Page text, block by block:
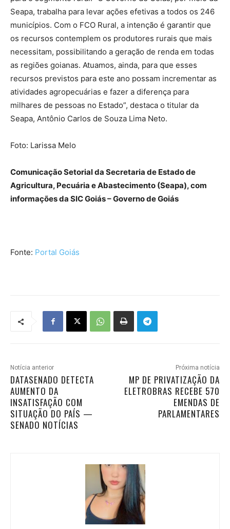
Seapa, trabalha para levar ações efetivas a todos os 246
municípios. Com o FCO Rural, a intenção é garantir que
os recursos contemplem os produtores rurais que mais
necessitam, possibilitando a geração de renda em todas
as regiões goianas. Atuamos, ainda, para que esses
recursos previstos para este ano possam incrementar as
atividades agropecuárias e fazer a diferença para
milhares de pessoas no Estado”, destaca o titular da
Seapa, Antônio Carlos de Souza Lima Neto.
Foto: Larissa Melo
Comunicação Setorial da Secretaria de Estado de
Agricultura, Pecuária e Abastecimento (Seapa), com
informações da SIC Goiás – Governo de Goiás
Fonte: Portal Goiás
Notícia anterior
DATASENADO DETECTA
AUMENTO DA
INSATISFAÇÃO COM
SITUAÇÃO DO PAÍS —
SENADO NOTÍCIAS
Próxima notícia
MP DE PRIVATIZAÇÃO DA
ELETROBRAS RECEBE 570
EMENDAS DE
PARLAMENTARES